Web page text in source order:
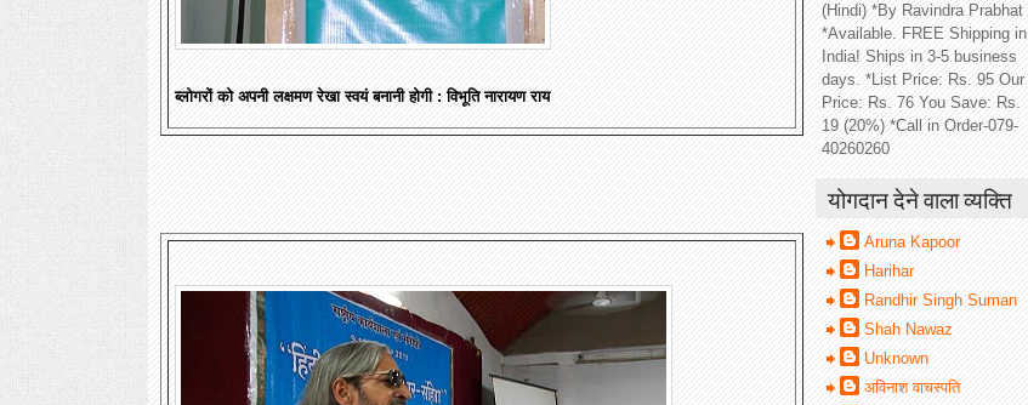
ब्लोगरों को अपनी लक्षमण रेखा स्वयं बनानी होगी : विभूति नारायणराय
(Hindi) *By Ravindra Prabhat
*Available. FREE Shipping in
India! Ships in 3-5 business
days. *List Price: Rs. 95 Our
Price: Rs. 76 You Save: Rs.
19 (20%) *Call in Order-079-
40260260
योगदान देने वाला व्यक्ति
Aruna Kapoor
Harihar
Randhir Singh Suman
Shah Nawaz
Unknown
अविनाश वाचस्पति